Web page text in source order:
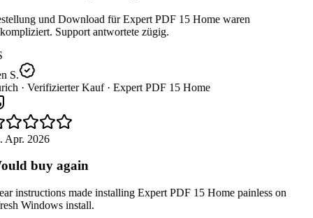
und Download für Expert PDF 15 Home waren
Support antwortete zügig.
S.
· Verifizierter Kauf · Expert PDF 15 Home
Apr. 2026
buy again
instructions made installing Expert PDF 15 Home painless on
Windows install.